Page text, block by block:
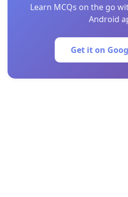
Learn MCQs on the go
Android
Get it on